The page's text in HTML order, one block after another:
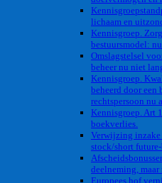
lichaam en
Kennisgroep.
bestuursmodel:
Omslagstelsel
beheer nu niet
Kennisgroep.
beheerd door een
rechtspersoon nu
Kennisgroep. Art
boekverlies.
Verwijzing inzake
stock/short future-
deelneming, maar
Europees hof